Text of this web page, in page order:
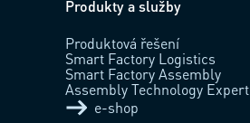
Produkty a služby
Produktová řešení
Smart Factory Logistics
Smart Factory Assembly
Assembly Technology Expert
e-shop